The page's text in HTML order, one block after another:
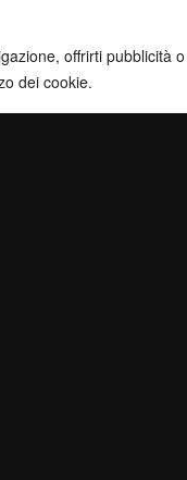
offrirti pubblicità
dei cookie.